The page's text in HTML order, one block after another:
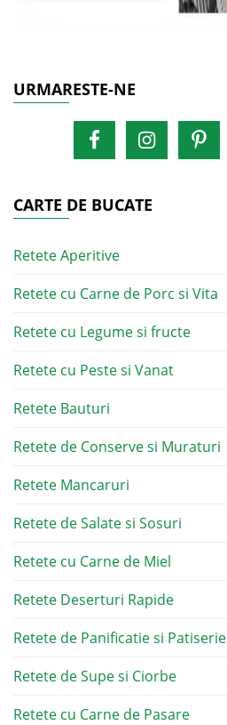
URMARESTE-NE
CARTE DE BUCATE
Retete Aperitive
Retete cu Carne de Porc si Vita
Retete cu Legume si fructe
Retete cu Peste si Vanat
Retete Bauturi
Retete de Conserve si Muraturi
Retete Mancaruri
Retete de Salate si Sosuri
Retete cu Carne de Miel
Retete Deserturi Rapide
Retete de Panificatie si Patiserie
Retete de Supe si Ciorbe
Retete cu Carne de Pasare